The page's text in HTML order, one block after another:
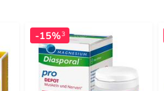
-15%3